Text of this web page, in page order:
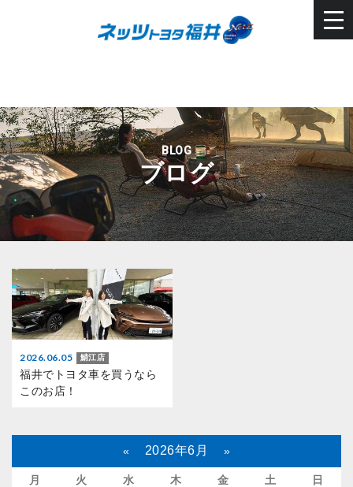
BLOG
ブログ
2026.06.05 鯖江店
福井でトヨタ車を買うなら
このお店！
« 2026年6月 »
月 火 水 木 金 土
日